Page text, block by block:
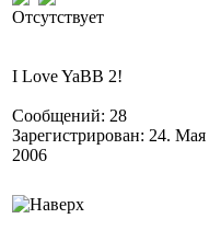
Отсутствует
I Love YaBB 2!
Сообщений: 28
Зарегистрирован: 24. Мая
2006